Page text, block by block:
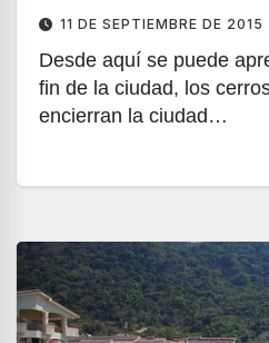
11 DE SEPTIEMBRE DE 2015
Desde aquí se puede
fin de la ciudad, los
encierran la ciudad…